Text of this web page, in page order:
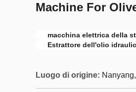
Machine For
macchina elettrica della
Estrattore dell'olio
Luogo di origine: